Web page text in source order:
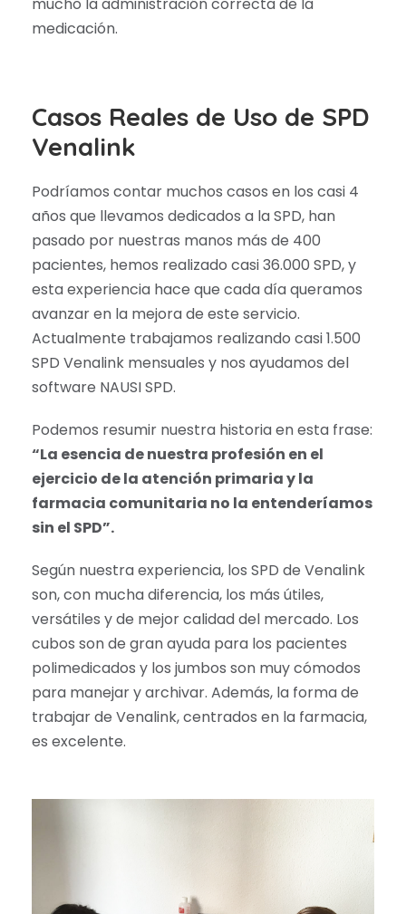
medicación.
Casos Reales de Uso de SPD
Venalink
Podríamos contar muchos casos en los casi 4
años que llevamos dedicados a la SPD, han
pasado por nuestras manos más de 400
pacientes, hemos realizado casi 36.000 SPD, y
esta experiencia hace que cada día queramos
avanzar en la mejora de este servicio.
Actualmente trabajamos realizando casi 1.500
SPD Venalink mensuales y nos ayudamos del
software NAUSI SPD.
Podemos resumir nuestra historia en esta frase:
“La esencia de nuestra profesión en el
ejercicio de la atención primaria y la
farmacia comunitaria no la entenderíamos
sin el SPD”.
Según nuestra experiencia, los SPD de Venalink
son, con mucha diferencia, los más útiles,
versátiles y de mejor calidad del mercado. Los
cubos son de gran ayuda para los pacientes
polimedicados y los jumbos son muy cómodos
para manejar y archivar. Además, la forma de
trabajar de Venalink, centrados en la farmacia,
es excelente.